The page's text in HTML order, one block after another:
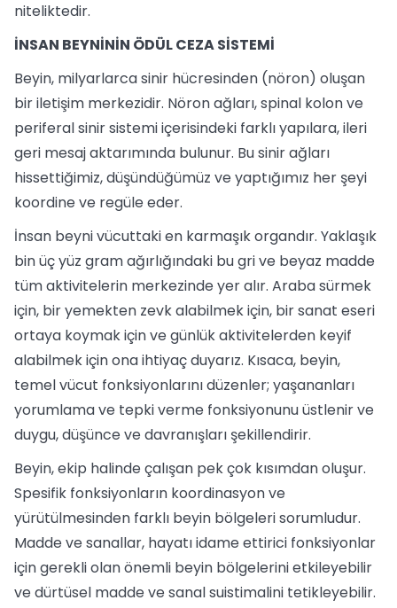
niteliktedir.
İNSAN BEYNİNİN ÖDÜL CEZA SİSTEMİ
Beyin, milyarlarca sinir hücresinden (nöron) oluşan
bir iletişim merkezidir. Nöron ağları, spinal kolon ve
periferal sinir sistemi içerisindeki farklı yapılara, ileri
geri mesaj aktarımında bulunur. Bu sinir ağları
hissettiğimiz, düşündüğümüz ve yaptığımız her şeyi
koordine ve regüle eder.
İnsan beyni vücuttaki en karmaşık organdır. Yaklaşık
bin üç yüz gram ağırlığındaki bu gri ve beyaz madde
tüm aktivitelerin merkezinde yer alır. Araba sürmek
için, bir yemekten zevk alabilmek için, bir sanat eseri
ortaya koymak için ve günlük aktivitelerden keyif
alabilmek için ona ihtiyaç duyarız. Kısaca, beyin,
temel vücut fonksiyonlarını düzenler; yaşananları
yorumlama ve tepki verme fonksiyonunu üstlenir ve
duygu, düşünce ve davranışları şekillendirir.
Beyin, ekip halinde çalışan pek çok kısımdan oluşur.
Spesifik fonksiyonların koordinasyon ve
yürütülmesinden farklı beyin bölgeleri sorumludur.
Madde ve sanallar, hayatı idame ettirici fonksiyonlar
için gerekli olan önemli beyin bölgelerini etkileyebilir
ve dürtüsel madde ve sanal suistimalini tetikleyebilir.